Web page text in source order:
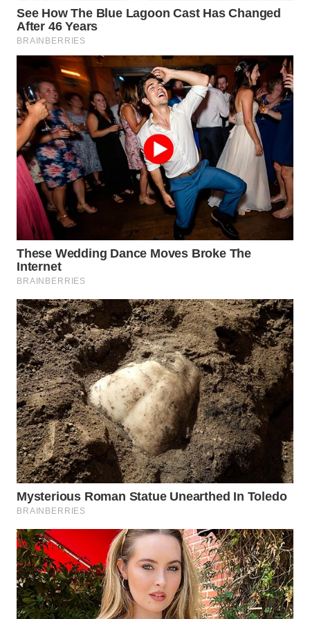
WN
BOGOR
DEPOK
WN
TAPANULI
UTARA
WN
SAMOSIR
WN
PADANG
LAWAS
WN
SUMEDANG
WN
CIANJUR
WN
KEPULAUAN
SERIBU
WN
TANGERANG
WN
BINJAI
WN
CIREBON